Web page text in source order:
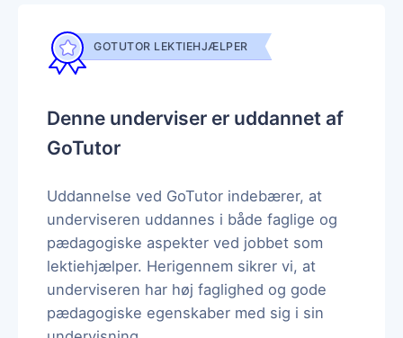
GOTUTOR LEKTIEHJÆLPER
Denne underviser er uddannet af
GoTutor
Uddannelse ved GoTutor indebærer, at
underviseren uddannes i både faglige og
pædagogiske aspekter ved jobbet som
lektiehjælper. Herigennem sikrer vi, at
underviseren har høj faglighed og gode
pædagogiske egenskaber med sig i sin